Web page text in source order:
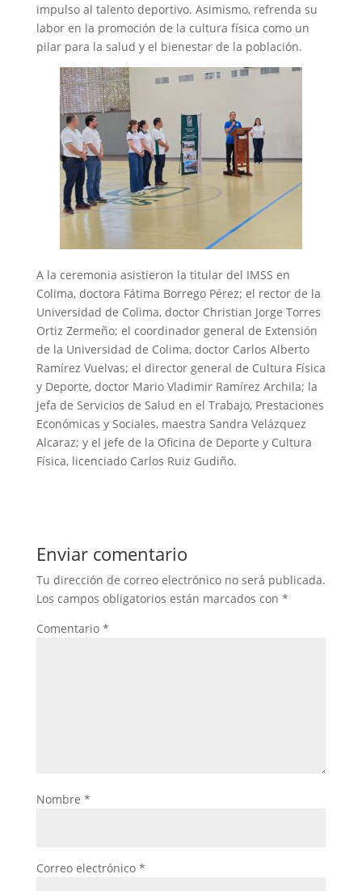
impulso al talento deportivo. Asimismo, refrenda su
labor en la promoción de la cultura física como un
pilar para la salud y el bienestar de la población.
A la ceremonia asistieron la titular del IMSS en
Colima, doctora Fátima Borrego Pérez; el rector de la
Universidad de Colima, doctor Christian Jorge Torres
Ortiz Zermeño; el coordinador general de Extensión
de la Universidad de Colima, doctor Carlos Alberto
Ramírez Vuelvas; el director general de Cultura Física
y Deporte, doctor Mario Vladimir Ramírez Archila; la
jefa de Servicios de Salud en el Trabajo, Prestaciones
Económicas y Sociales, maestra Sandra Velázquez
Alcaraz; y el jefe de la Oficina de Deporte y Cultura
Física, licenciado Carlos Ruiz Gudiño.
Enviar comentario
Tu dirección de correo electrónico no será publicada.
Los campos obligatorios están marcados con *
Comentario *
Nombre *
Correo electrónico *